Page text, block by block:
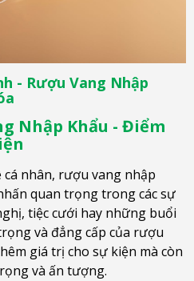
- Rượu Vang Nhập
Nhập Khẩu - Điểm
cá nhân, rượu vang nhập
quan trọng trong các sự
tiệc cưới hay những buổi
và đẳng cấp của rượu
giá trị cho sự kiện mà còn
và ấn tượng.